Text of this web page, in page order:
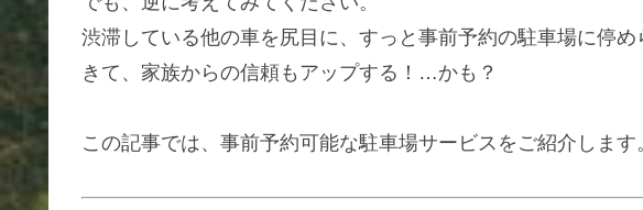
渋滞している他の車を尻目に、すっと事前予約の駐車場に停
きて、家族からの信頼もアップする！…かも？
この記事では、事前予約可能な駐車場サービスをご紹介します